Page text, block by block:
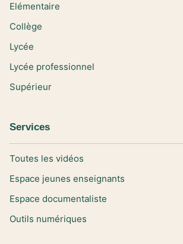
Elémentaire
Collège
Lycée
Lycée professionnel
Supérieur
Services
Toutes les vidéos
Espace jeunes enseignants
Espace documentaliste
Outils numériques